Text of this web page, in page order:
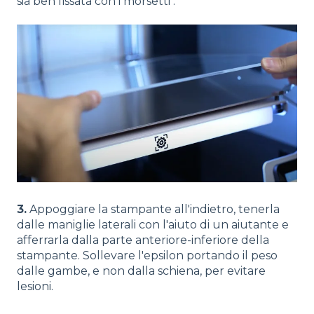
3. Appoggiare la stampante all'indietro, tenerla
dalle maniglie laterali con l'aiuto di un aiutante e
afferrarla dalla parte anteriore-inferiore della
stampante. Sollevare l'epsilon portando il peso
dalle gambe, e non dalla schiena, per evitare
lesioni.